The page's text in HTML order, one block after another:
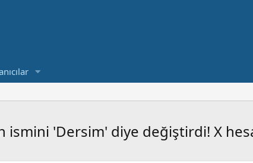
ismini 'Dersim' diye değiştirdi! X